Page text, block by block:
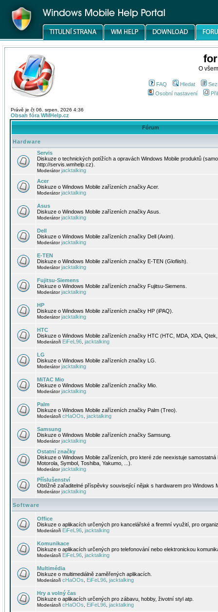
O
FAQ Hledat
Osobní nastavení
Právě je čt 06. srpen, 2026 4:36
Obsah fóra WMHelp.cz
Fórum
Hardware
Servis
Diskuze o technických potížích a opravách Windows Mobile produktů
http://servis.wmhelp.cz).
Moderátorjacktalking
Acer
Diskuze o Windows Mobile zařízeních značky Acer.
Moderátorjacktalking
Asus
Diskuze o Windows Mobile zařízeních značky Asus.
Moderátorjacktalking
Dell
Diskuze o Windows Mobile zařízeních značky Dell (Axim).
Moderátorjacktalking
E-TEN
Diskuze o Windows Mobile zařízeních značky E-TEN (Glofiish).
Moderátorjacktalking
Fujitsu-Siemens
Diskuze o Windows Mobile zařízeních značky Fujitsu-Siemens.
Moderátorjacktalking
HP
Diskuze o Windows Mobile zařízeních značky HP (iPAQ).
Moderátorjacktalking
HTC
Diskuze o Windows Mobile zařízeních značky HTC (HTC, MDA, XDA,
Moderátoři EiFeL96 jacktalking
LG
Diskuze o Windows Mobile zařízeních značky LG.
Moderátorjacktalking
MiTAC Mio
Diskuze o Windows Mobile zařízeních značky Mio.
Moderátorjacktalking
Palm
Diskuze o Windows Mobile zařízeních značky Palm (Treo).
Moderátoři cHaOOs jacktalking
Samsung
Diskuze o Windows Mobile zařízeních značky Samsung.
Moderátorjacktalking
Ostatní značky
Diskuze o Windows Mobile zařízeních, pro které zde neexistuje
Motorola, Symbol, Toshiba, Yakumo, ...).
Moderátorjacktalking
Příslušenství
Obtížně zařaditelné příspěvky související nějak s hardwarem pro Windows
Moderátorjacktalking
Software
Office
Diskuze o aplikacích určených pro kancelářské a firemní využití, pro
Moderátoři EiFeL96 jacktalking
Komunikace
Diskuze o aplikacích určených pro telefonování nebo elektronickou
Moderátoři EiFeL96 jacktalking
Multimédia
Diskuze o multimediálně zaměřených aplikacích.
Moderátoři cHaOOs EiFeL96 jacktalking
Hry a volný čas
Diskuze o aplikacích určených pro zábavu, hobby, životní styl atp.
Moderátoři cHaOOs EiFeL96 jacktalking